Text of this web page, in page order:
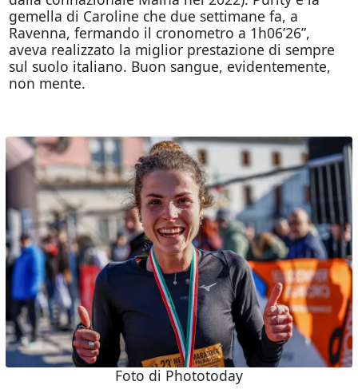
gemella di Caroline che due settimane fa, a
Ravenna, fermando il cronometro a 1h06’26”,
aveva realizzato la miglior prestazione di sempre
sul suolo italiano. Buon sangue, evidentemente,
non mente.
Foto di Phototoday